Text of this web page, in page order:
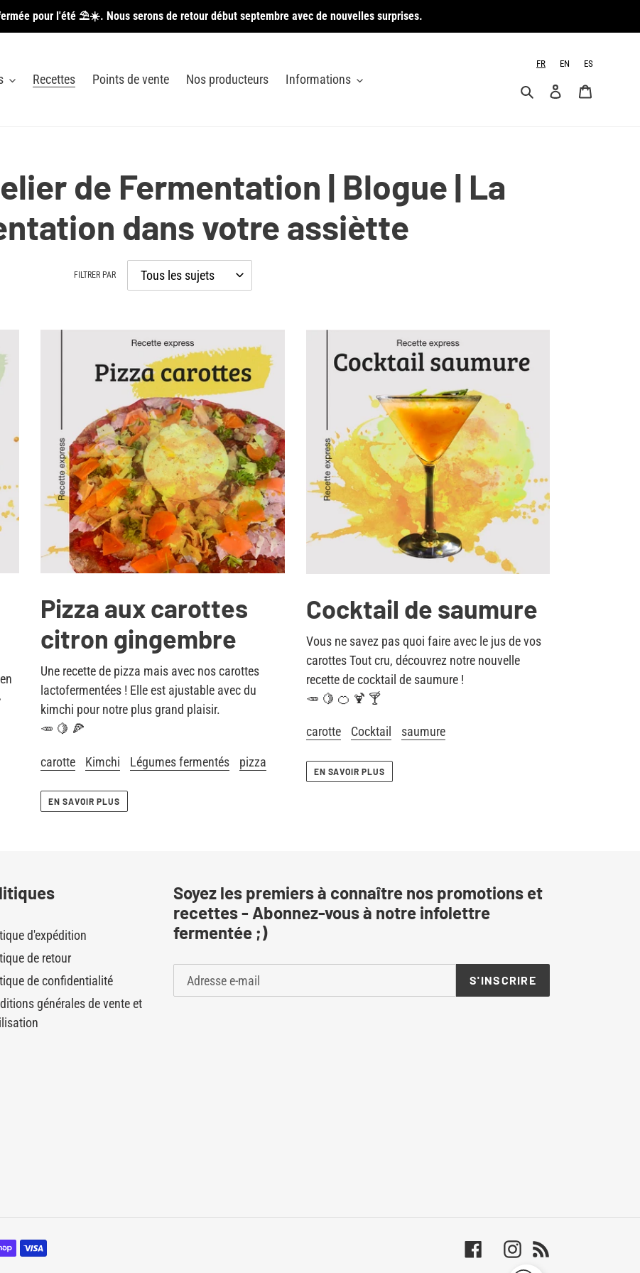
pour l'été ⛱️☀️. Nous serons de retour début septembre avec de nouvelles surprises.
Recettes Points de vente Nos producteurs Informations
FR EN ES
RechercherSe connecter
de Fermentation | Blogue | La
dans votre assiètte
FILTRER PAR
Pizza aux carottes
citron gingembre
Une recette de pizza mais avec nos carottes
lactofermentées ! Elle est ajustable avec du
kimchi pour notre plus grand plaisir.
🥕 🍋 🍕
carotte Kimchi Légumes fermentés pizza
EN SAVOIR PLUS
Cocktail de saumure
Vous ne savez pas quoi faire avec le jus de vos
carottes Tout cru, découvrez notre nouvelle
recette de cocktail de saumure !
🥕 🍋 🍊 🍹 🍸
carotte Cocktail saumure
EN SAVOIR PLUS
d'expédition
de retour
de confidentialité
générales de vente et
Soyez les premiers à connaître nos promotions et
recettes - Abonnez-vous à notre infolettre
fermentée ;)
S'INSCRIRE
FacebookInstagram